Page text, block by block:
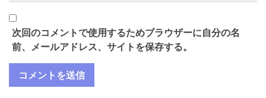
次回のコメントで使用するためブラウザーに自分の名
前、メールアドレス、サイトを保存する。